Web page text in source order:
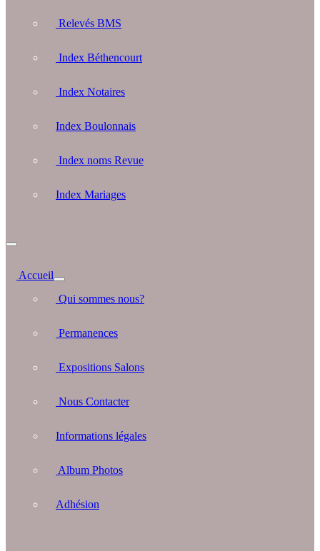
Relevés BMS
Index Béthencourt
Index Notaires
Index Boulonnais
Index noms Revue
Index Mariages
Accueil
Qui sommes nous?
Permanences
Expositions Salons
Nous Contacter
Informations légales
Album Photos
Adhésion